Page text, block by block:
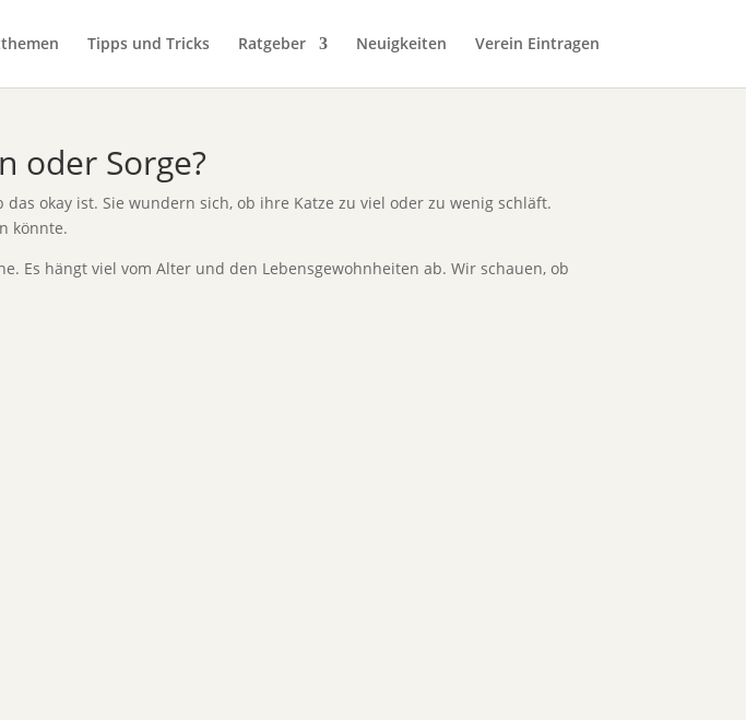
Tipps und Tricks Ratgeber Neuigkeiten Verein Eintragen
oder Sorge?
okay ist. Sie wundern sich, ob ihre Katze zu viel oder zu wenig schläft.
könnte.
Es hängt viel vom Alter und den Lebensgewohnheiten ab. Wir schauen, ob